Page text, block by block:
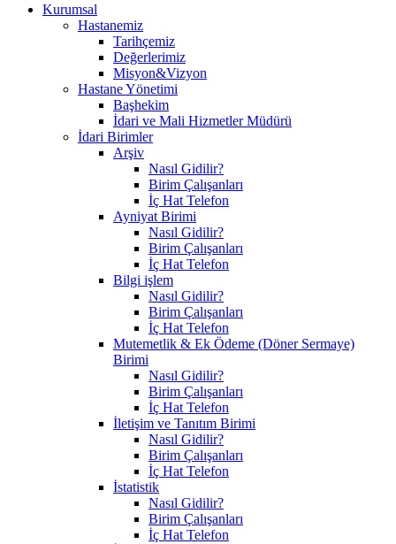
Kurumsal
Hastanemiz
Tarihçemiz
Değerlerimiz
Misyon&Vizyon
Hastane Yönetimi
Başhekim
İdari ve Mali Hizmetler Müdürü
İdari Birimler
Arşiv
Nasıl Gidilir?
Birim Çalışanları
İç Hat Telefon
Ayniyat Birimi
Nasıl Gidilir?
Birim Çalışanları
İç Hat Telefon
Bilgi işlem
Nasıl Gidilir?
Birim Çalışanları
İç Hat Telefon
Mutemetlik & Ek Ödeme (Döner Sermaye)
Birimi
Nasıl Gidilir?
Birim Çalışanları
İç Hat Telefon
İletişim ve Tanıtım Birimi
Nasıl Gidilir?
Birim Çalışanları
İç Hat Telefon
İstatistik
Nasıl Gidilir?
Birim Çalışanları
İç Hat Telefon